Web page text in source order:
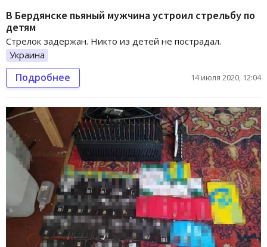
В Бердянске пьяный мужчина устроил стрельбу по
детям
Стрелок задержан. Никто из детей не пострадал.
Украина
Подробнее 14 июля 2020, 12:04